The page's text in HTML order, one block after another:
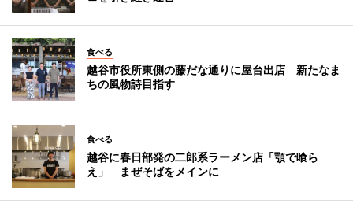
食べる
越谷市役所東側の藤だな通りに屋台出店 新たなま
ちの風物詩目指す
食べる
越谷に春日部発の二郎系ラーメン店「顎で喰ら
え」 まぜそばをメインに